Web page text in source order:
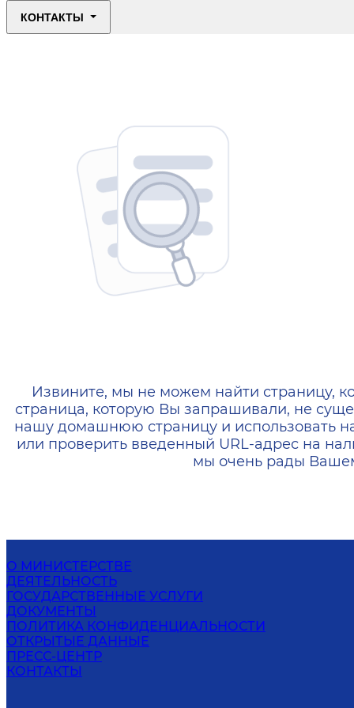
КОНТАКТЫ
404 — Страница не
Извините, мы не можем найти страницу,
страница, которую Вы запрашивали, не
нашу домашнюю страницу и использовать
или проверить введенный URL-адрес на
мы очень рады
О МИНИСТЕРСТВЕ
ДЕЯТЕЛЬНОСТЬ
ГОСУДАРСТВЕННЫЕ УСЛУГИ
ДОКУМЕНТЫ
ПОЛИТИКА КОНФИДЕНЦИАЛЬНОСТИ
ОТКРЫТЫЕ ДАННЫЕ
ПРЕСС-ЦЕНТР
КОНТАКТЫ